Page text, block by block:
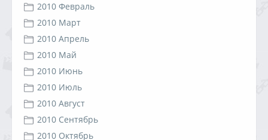
2010 Февраль
2010 Март
2010 Апрель
2010 Май
2010 Июнь
2010 Июль
2010 Август
2010 Сентябрь
2010 Октябрь